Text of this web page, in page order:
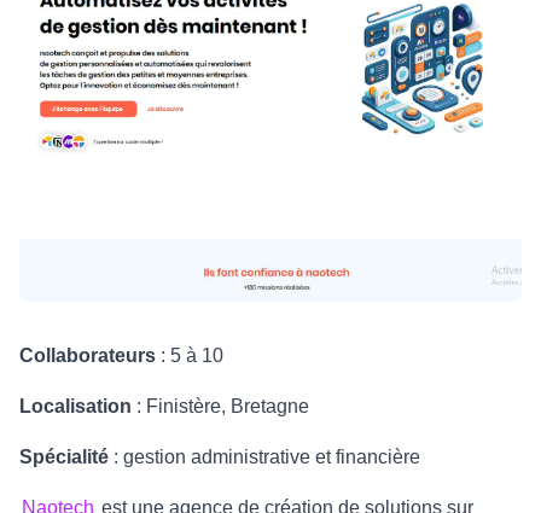
Collaborateurs : 5 à 10
Localisation : Finistère, Bretagne
Spécialité : gestion administrative et financière
Naotech est une agence de création de solutions sur